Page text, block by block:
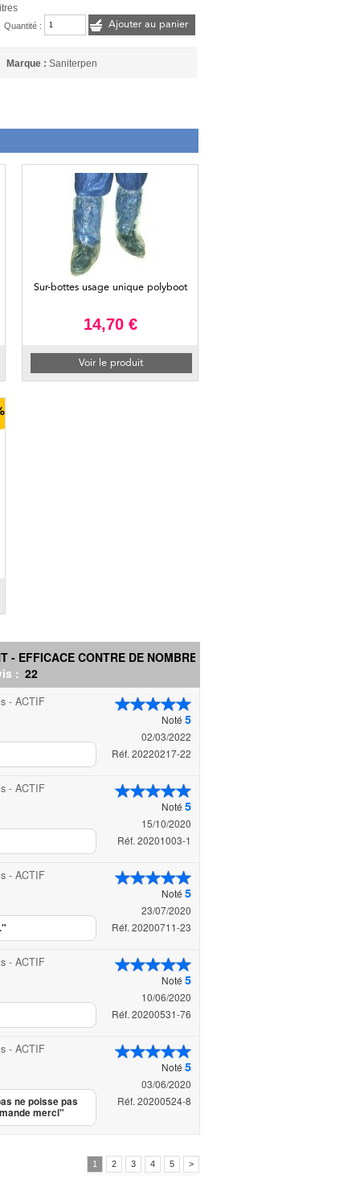
Quantité : Ajouter au panier
Marque : Saniterpen
Sur-bottes usage unique polyboot
14,70 €
Voir le produit
- EFFICACE CONTRE DE NOMBREU...
: 22
Noté 5
02/03/2022
Réf. 20220217-22
- ACTIF
Noté 5
15/10/2020
Réf. 20201003-1
- ACTIF
Noté 5
23/07/2020
Réf. 20200711-23
- ACTIF
Noté 5
10/06/2020
Réf. 20200531-76
- ACTIF
Noté 5
03/06/2020
Réf. 20200524-8
- ACTIF
ne poisse pas
merci"
1 2 3 4 5 >